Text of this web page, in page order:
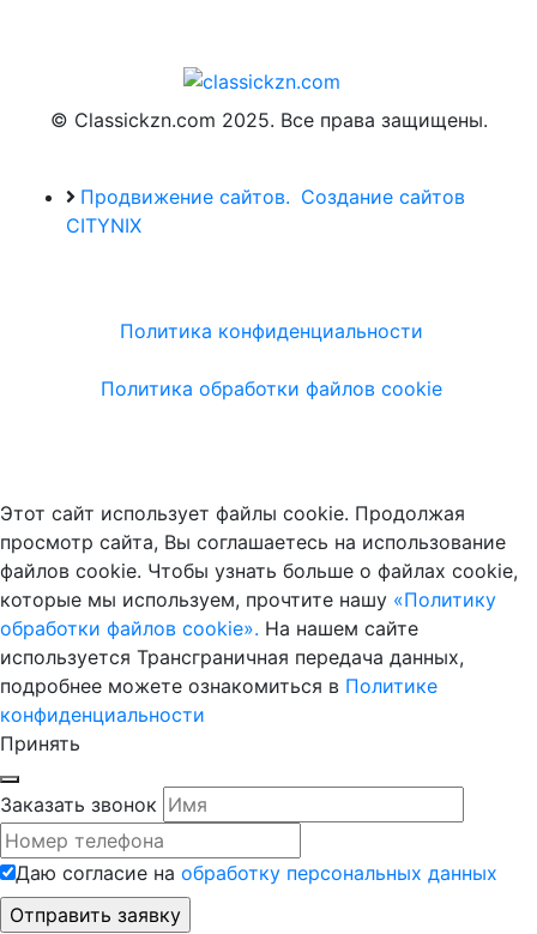
© Classickzn.com 2025. Все права защищены.
Продвижение сайтов. Создание сайтов
CITYNIX
Политика конфиденциальности
Политика обработки файлов cookie
Этот сайт использует файлы cookie. Продолжая
просмотр сайта, Вы соглашаетесь на использование
файлов cookie. Чтобы узнать больше о файлах cookie,
которые мы используем, прочтите нашу «Политику
обработки файлов cookie». На нашем сайте
используется Трансграничная передача данных,
подробнее можете ознакомиться в Политике
конфиденциальности
Принять
Заказать звонок
Даю согласие на обработку персональных данных